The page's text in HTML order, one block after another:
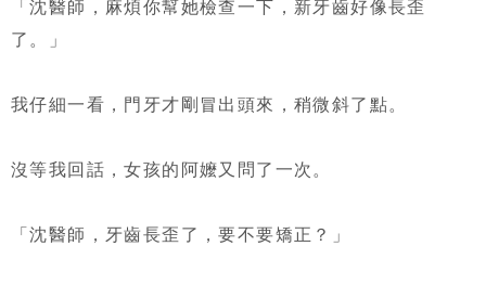
「沈醫師，麻煩你幫她檢查一下，新牙齒好像長歪
了。」
我仔細一看，門牙才剛冒出頭來，稍微斜了點。
沒等我回話，女孩的阿嬤又問了一次。
「沈醫師，牙齒長歪了，要不要矯正？」